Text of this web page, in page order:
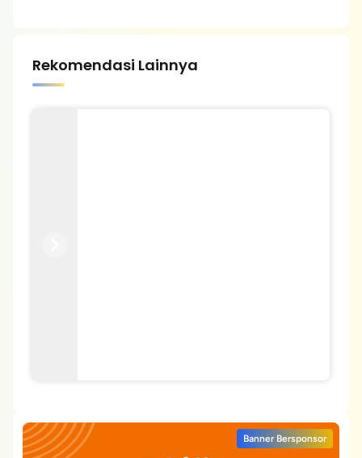
Rekomendasi Lainnya
Banner Bersponsor